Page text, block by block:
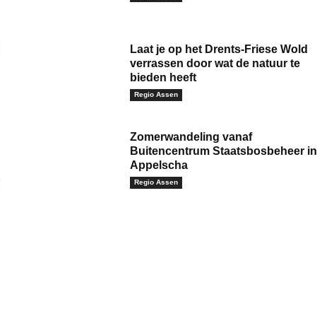
Laat je op het Drents-Friese Wold
verrassen door wat de natuur te
bieden heeft
Regio Assen
Zomerwandeling vanaf
Buitencentrum Staatsbosbeheer in
Appelscha
Regio Assen